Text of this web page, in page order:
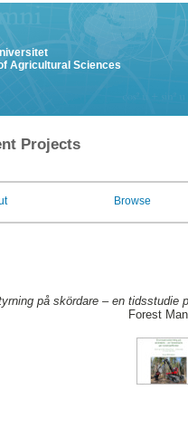
Agricultural Sciences
Projects
Browse
på skördare – en tidsstudie
Forest